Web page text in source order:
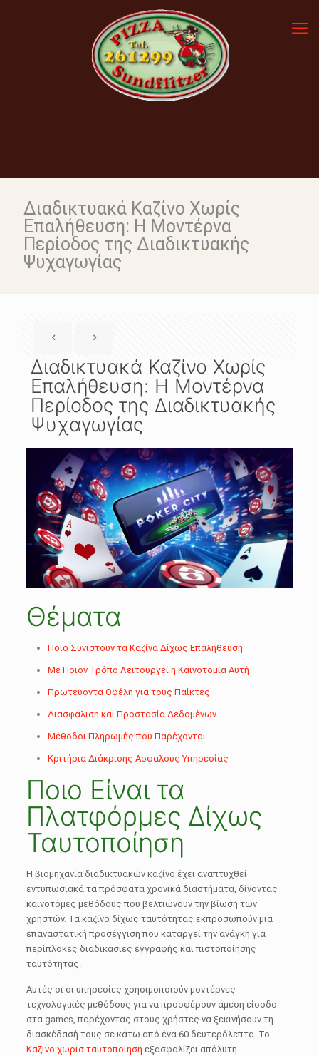
Διαδικτυακά Καζίνο Χωρίς
Επαλήθευση: Η Μοντέρνα
Περίοδος της Διαδικτυακής
Ψυχαγωγίας
Διαδικτυακά Καζίνο Χωρίς
Επαλήθευση: Η Μοντέρνα
Περίοδος της Διαδικτυακής
Ψυχαγωγίας
Θέματα
Ποιο Συνιστούν τα Καζίνα Δίχως Επαλήθευση
Με Ποιον Τρόπο Λειτουργεί η Καινοτομία Αυτή
Πρωτεύοντα Οφέλη για τους Παίκτες
Διασφάλιση και Προστασία Δεδομένων
Μέθοδοι Πληρωμής που Παρέχονται
Κριτήρια Διάκρισης Ασφαλούς Υπηρεσίας
Ποιο Είναι τα
Πλατφόρμες Δίχως
Ταυτοποίηση
Η βιομηχανία διαδικτυακών καζίνο έχει αναπτυχθεί
εντυπωσιακά τα πρόσφατα χρονικά διαστήματα, δίνοντας
καινοτόμες μεθόδους που βελτιώνουν την βίωση των
χρηστών. Τα καζίνο δίχως ταυτότητας εκπροσωπούν μια
επαναστατική προσέγγιση που καταργεί την ανάγκη για
περίπλοκες διαδικασίες εγγραφής και πιστοποίησης
ταυτότητας.
Αυτές οι οι υπηρεσίες χρησιμοποιούν μοντέρνες
τεχνολογικές μεθόδους για να προσφέρουν άμεση είσοδο
στα games, παρέχοντας στους χρήστες να ξεκινήσουν τη
διασκέδασή τους σε κάτω από ένα 60 δευτερόλεπτα. Το
Καζινο χωρισ ταυτοποιηση εξασφαλίζει απόλυτη